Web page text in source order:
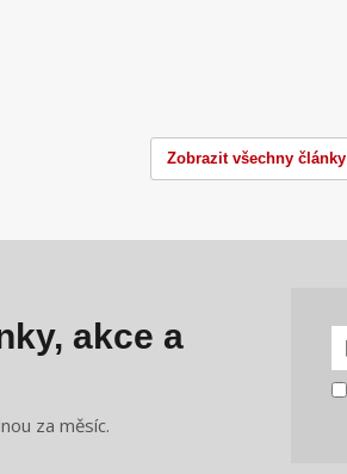
Zobrazit všechny články
akce a
za měsíc.